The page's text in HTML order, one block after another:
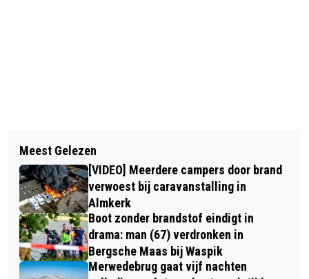
ERNSTIG VERKEERSONGEVAL OP
KRUISING RINGBAAN WEST EN
BARONIEBAAN IN TILBURG: VIJF
GEWONDEN
TWEE BEDRIJFSBUSSEN IN DEN
BOSCH ZWAAR BESCHADIGD DOOR
EXPLOSIES
Meest Gelezen
[VIDEO] Meerdere campers door brand
verwoest bij caravanstalling in
Almkerk
Boot zonder brandstof eindigt in
drama: man (67) verdronken in
Bergsche Maas bij Waspik
Merwedebrug gaat vijf nachten